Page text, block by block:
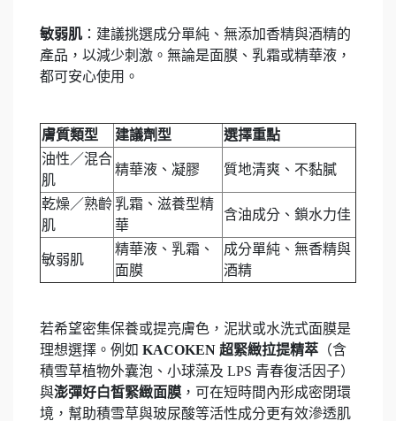
敏弱肌 ：建議挑選成分單純、無添加香精與酒精的
產品，以減少刺激。無論是面膜、乳霜或精華液，
都可安心使用。
膚質類型 建議劑型
選擇重點
油性／混合
肌
精華液、凝膠 質地清爽、不黏膩
乾燥／熟齡
肌
乳霜、滋養型精
華
含油成分、鎖水力佳
敏弱肌
精華液、乳霜、
面膜
成分單純、無香精與
酒精
若希望密集保養或提亮膚色，泥狀或水洗式面膜是
理想選擇。例如 KACOKEN 超緊緻拉提精萃 （含
積雪草植物外囊泡、小球藻及 LPS 青春復活因子）
與澎彈好白皙緊緻面膜 ，可在短時間內形成密閉環
境，幫助積雪草與玻尿酸等活性成分更有效滲透肌